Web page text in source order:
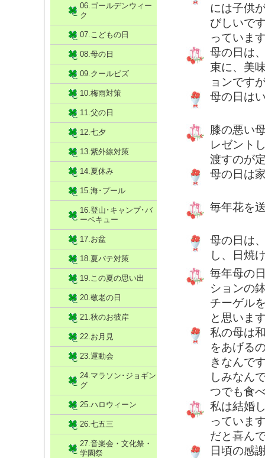
には子供
びしいで
っていま
母の日は
束に、美
ョンです
母の日は
膝の悪い
レゼント
渡すのが
母の日は
毎年花を
母の日は
し、日焼
毎年母の
ションの
チーゲル
と思いま
私の母は
をあげる
きなんで
しみなん
つでも食
私は結婚
っていま
だと喜ん
日頃の感
06.ゴールデンウィー
ク
07.こどもの日
08.母の日
09.クールビズ
10.梅雨対策
11.父の日
12.七夕
13.紫外線対策
14.夏休み
15.海･プール
16.登山･キャンプ･バ
ーベキュー
17.お盆
18.夏バテ対策
19.この夏の思い出
20.敬老の日
21.秋のお彼岸
22.お月見
23.運動会
24.マラソン･ジョギン
グ
25.ハロウィーン
26.七五三
27.音楽会・文化祭・
学園祭